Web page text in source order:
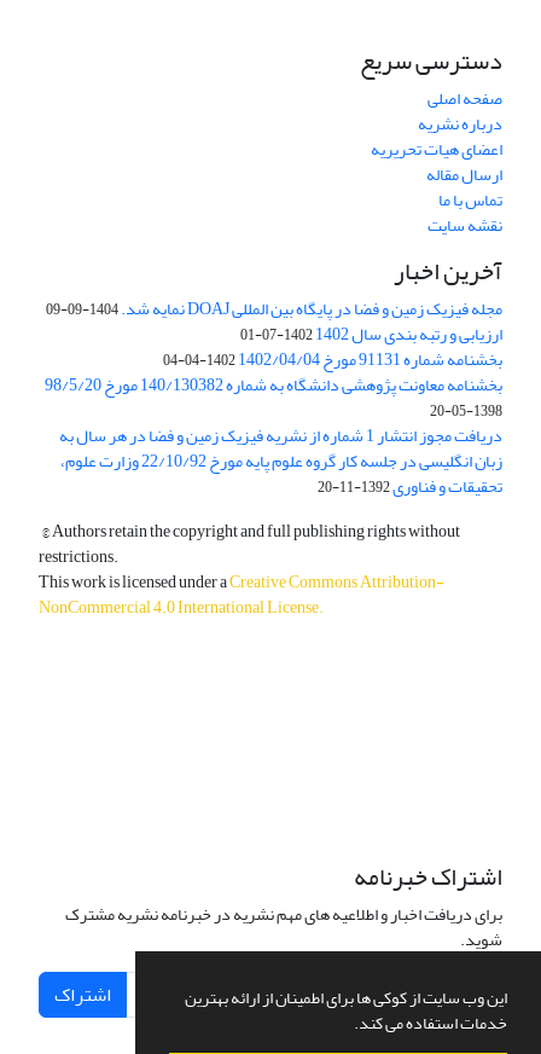
این وب سایت از کوکی ها برای اطمینان از ارائه بهترین
خدمات استفاده می کند.
دسترسی سریع
صفحه اصلی
درباره نشریه
اعضای هیات تحریریه
ارسال مقاله
تماس با ما
نقشه سایت
آخرین اخبار
مجله فیزیک زمین و فضا در پایگاه بین المللی DOAJ نمایه شد. 1404-09-09
ارزیابی و رتبه بندی سال 1402 1402-07-01
بخشنامه شماره 91131 مورخ 1402/04/04 1402-04-04
بخشنامه معاونت پژوهشی دانشگاه به شماره 140/130382 مورخ 98/5/20
1398-05-20
دریافت مجوز انتشار 1 شماره از نشریه فیزیک زمین و فضا در هر سال به
زبان انگلیسی در جلسه کار گروه علوم پایه مورخ 22/10/92 وزارت علوم،
تحقیقات و فناوری1392-11-20
© Authors retain the copyright and full publishing rights without
restrictions.
This work is licensed under aCreative Commons Attribution-
NonCommercial 4.0 International License.
اشتراک خبرنامه
برای دریافت اخبار و اطلاعیه های مهم نشریه در خبرنامه نشریه مشترک
شوید.
اشتراک